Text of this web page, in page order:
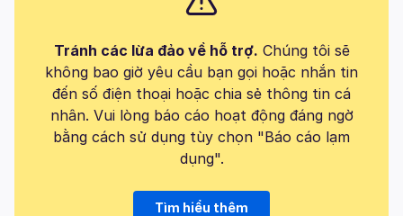
Tránh các lừa đảo về hỗ trợ. Chúng tôi sẽ
không bao giờ yêu cầu bạn gọi hoặc nhắn tin
đến số điện thoại hoặc chia sẻ thông tin cá
nhân. Vui lòng báo cáo hoạt động đáng ngờ
bằng cách sử dụng tùy chọn "Báo cáo lạm
dụng".
Tìm hiểu thêm